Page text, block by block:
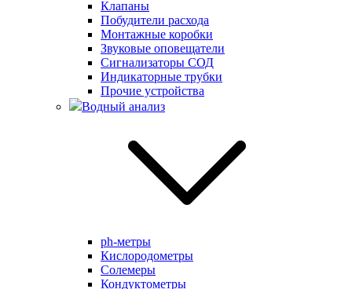
Клапаны
Побудители расхода
Монтажные коробки
Звуковые оповещатели
Сигнализаторы СОД
Индикаторные трубки
Прочие устройства
Водный анализ
ph-метры
Кислородометры
Солемеры
Кондуктометры